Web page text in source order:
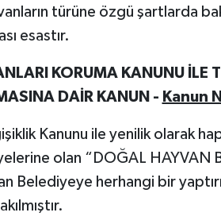
türüne özgü şartlarda
esastır.
KORUMA KANUNU İLE
DAİR KANUN - Kanun
Kanunu ile yenilik olarak
olan “DOĞAL
Belediyeye herhangi bir